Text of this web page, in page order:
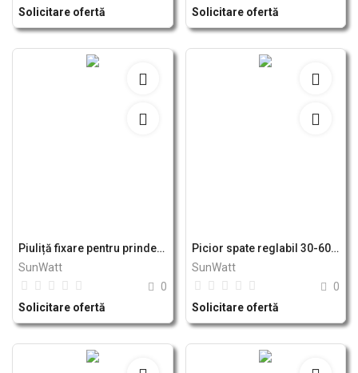
Solicitare ofertă
Solicitare ofertă
Piuliță fixare pentru prinderi panouri solare fotovoltaice - sistem B Breckner Germany
SunWatt
0
Solicitare ofertă
Picior spate reglabil 30-60 grade prinderi panou solar fotovoltaic - sistem B Breckner Germany
SunWatt
0
Solicitare ofertă